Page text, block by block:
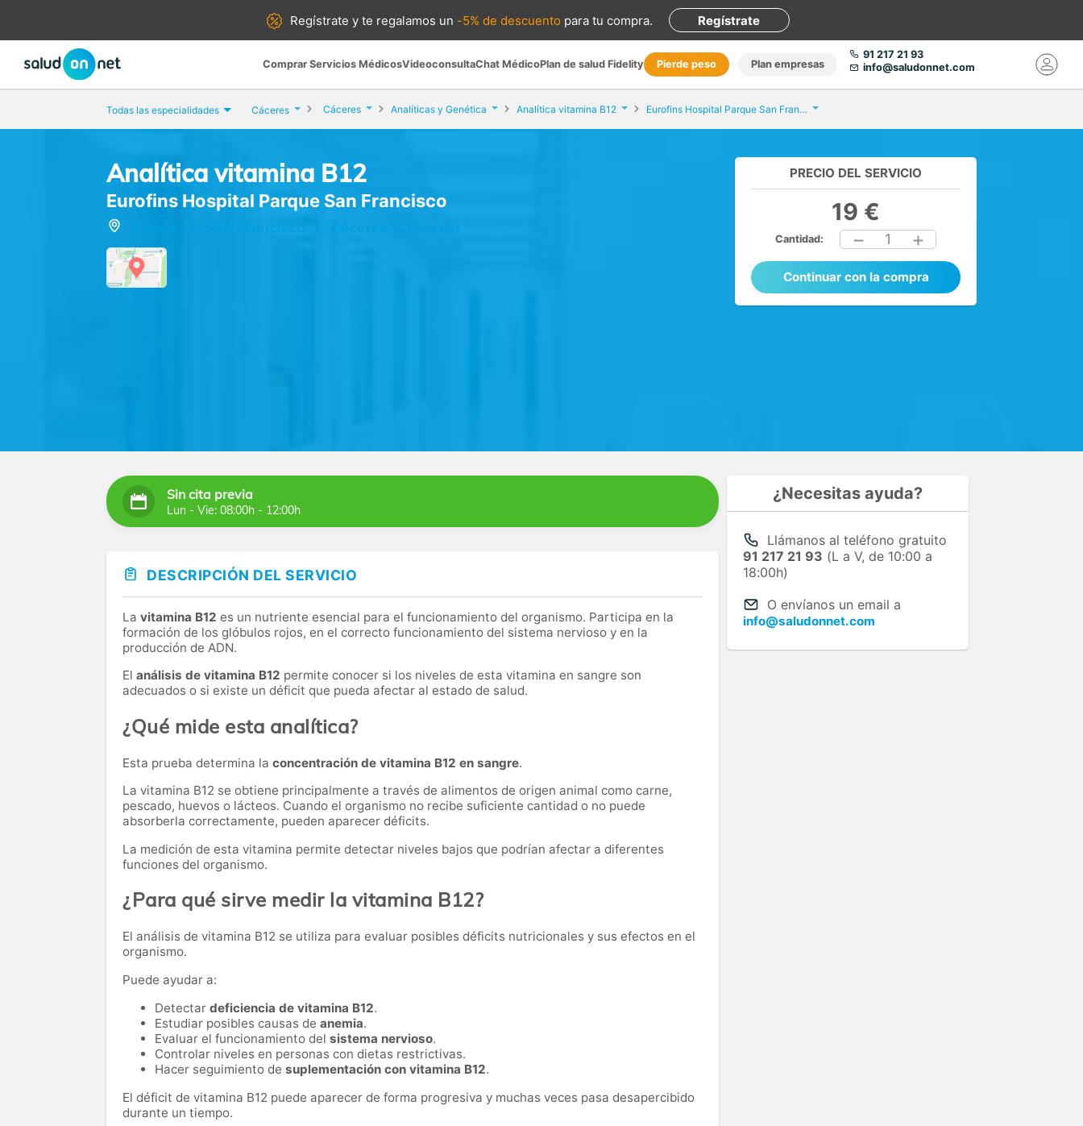
Regístrate yte regalamos un -5% de descuento para tu compra. Regístrate
Comprar Servicios MédicosVideoconsultaChat MédicoPlan de salud Fidelity Pierde peso Plan empresas
91 217 21 93
info@saludonnet.com
Todas las especialidades Cáceres Cáceres Analíticas y Genética Analítica vitamina B12 Eurofins Hospital Parque San Francisco
Analítica vitamina B12
Eurofins Hospital Parque San Francisco
PRECIO DEL SERVICIO
19 €
Cantidad: 1
Continuar con la compra
Sin cita previa
Lun - Vie: 08:00h - 12:00h
DESCRIPCIÓN DEL SERVICIO
La vitamina B12 es un nutriente esencial para el funcionamiento del organismo. Participa en la
formación de los glóbulos rojos, en el correcto funcionamiento del sistema nervioso y en la
producción de ADN.
El análisis de vitamina B12 permite conocer si los niveles de esta vitamina en sangre son
adecuados o si existe un déficit que pueda afectar al estado de salud.
¿Qué mide esta analítica?
Esta prueba determina la concentración de vitamina B12 en sangre.
La vitamina B12 se obtiene principalmente a través de alimentos de origen animal como carne,
pescado, huevos o lácteos. Cuando el organismo no recibe suficiente cantidad o no puede
absorberla correctamente, pueden aparecer déficits.
La medición de esta vitamina permite detectar niveles bajos que podrían afectar a diferentes
funciones del organismo.
¿Para qué sirve medir la vitamina B12?
El análisis de vitamina B12 se utiliza para evaluar posibles déficits nutricionales y sus efectos en el
organismo.
Puede ayudar a:
Detectar deficiencia de vitamina B12.
Estudiar posibles causas de anemia.
Evaluar el funcionamiento del sistema nervioso.
Controlar niveles en personas con dietas restrictivas.
Hacer seguimiento de suplementación con vitamina B12.
El déficit de vitamina B12 puede aparecer de forma progresiva y muchas veces pasa desapercibido
durante un tiempo.
¿Necesitas ayuda?
Llámanos al teléfono gratuito
91 217 21 93 (L a V, de 10:00 a
18:00h)
O envíanos un email a
info@saludonnet.com